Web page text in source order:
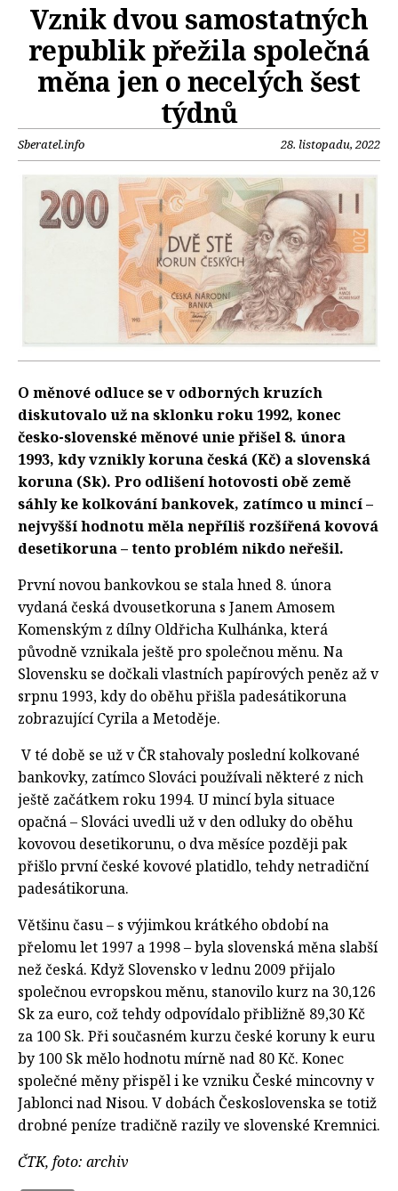
Vznik dvou samostatných
republik přežila společná
měna jen o necelých šest
týdnů
Sberatel.info 28. listopadu, 2022
O měnové odluce se v odborných kruzích
diskutovalo už na sklonku roku 1992, konec
česko-slovenské měnové unie přišel 8. února
1993, kdy vznikly koruna česká (Kč) a slovenská
koruna (Sk). Pro odlišení hotovosti obě země
sáhly ke kolkování bankovek, zatímco u mincí –
nejvyšší hodnotu měla nepříliš rozšířená kovová
desetikoruna – tento problém nikdo neřešil.
První novou bankovkou se stala hned 8. února
vydaná česká dvousetkoruna s Janem Amosem
Komenským z dílny Oldřicha Kulhánka, která
původně vznikala ještě pro společnou měnu. Na
Slovensku se dočkali vlastních papírových peněz až v
srpnu 1993, kdy do oběhu přišla padesátikoruna
zobrazující Cyrila a Metoděje.
V té době se už v ČR stahovaly poslední kolkované
bankovky, zatímco Slováci používali některé z nich
ještě začátkem roku 1994. U mincí byla situace
opačná – Slováci uvedli už v den odluky do oběhu
kovovou desetikorunu, o dva měsíce později pak
přišlo první české kovové platidlo, tehdy netradiční
padesátikoruna.
Většinu času – s výjimkou krátkého období na
přelomu let 1997 a 1998 – byla slovenská měna slabší
než česká. Když Slovensko v lednu 2009 přijalo
společnou evropskou měnu, stanovilo kurz na 30,126
Sk za euro, což tehdy odpovídalo přibližně 89,30 Kč
za 100 Sk. Při současném kurzu české koruny k euru
by 100 Sk mělo hodnotu mírně nad 80 Kč. Konec
společné měny přispěl i ke vzniku České mincovny v
Jablonci nad Nisou. V dobách Československa se totiž
drobné peníze tradičně razily ve slovenské Kremnici.
ČTK, foto: archiv